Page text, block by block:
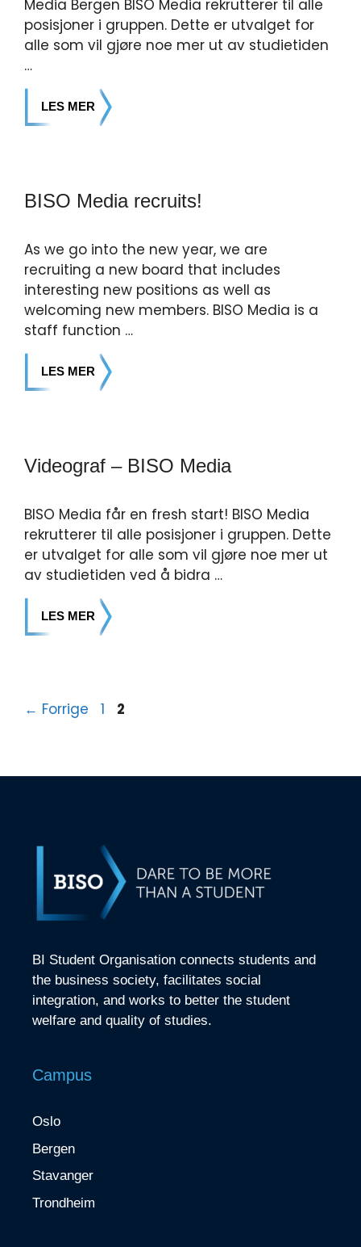
Media Bergen BISO Media rekrutterer til alle
posisjoner i gruppen. Dette er utvalget for
alle som vil gjøre noe mer ut av studietiden
…
LES MER
BISO Media recruits!
As we go into the new year, we are
recruiting a new board that includes
interesting new positions as well as
welcoming new members. BISO Media is a
staff function …
LES MER
Videograf – BISO Media
BISO Media får en fresh start! BISO Media
rekrutterer til alle posisjoner i gruppen. Dette
er utvalget for alle som vil gjøre noe mer ut
av studietiden ved å bidra …
LES MER
← Forrige 1 2
BI Student Organisation connects students and
the business society, facilitates social
integration, and works to better the student
welfare and quality of studies.
Campus
Oslo
Bergen
Stavanger
Trondheim